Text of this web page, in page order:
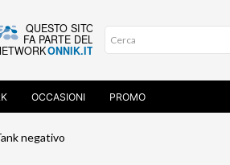
OCCASIONI PROMO
negativo